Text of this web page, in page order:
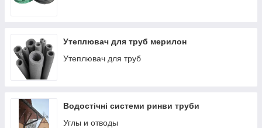
Утеплювач для труб мерилон
Утеплювач для труб
Водостічні системи ринви труби
Углы и отводы